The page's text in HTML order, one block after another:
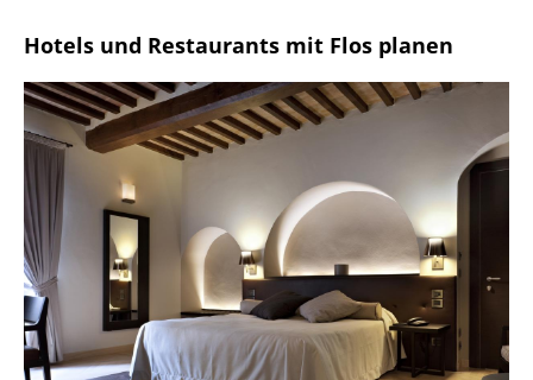
Tabletts
Büroutensilien
Aufbewahrungsboxen
Kissen
Teppiche
Vorhänge
... alle Accessoires
Hotels und Restaurants mit Flos planen